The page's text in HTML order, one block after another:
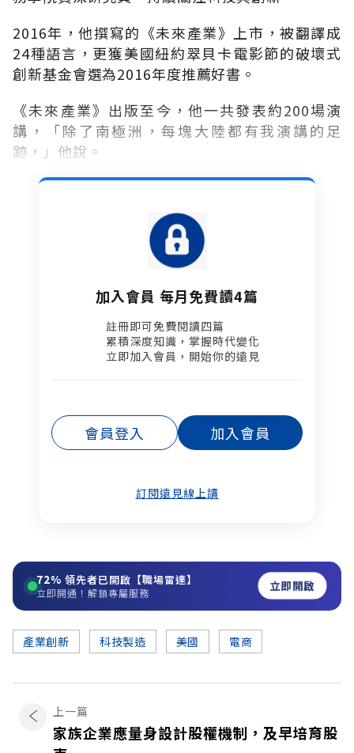
2016年，他撰寫的《未來產業》上市，被翻譯成
24種語言，更獲美國紐約翠貝卡電影節的破壞式
創新基金會選為2016年度推薦好書。
《未來產業》出版至今，他一共發表約200場演
講，「除了南極洲，每塊大陸都有我演講的足
跡，」他說。
加入會員 每月免費讀4篇
註冊即可免費閱讀四篇​
累積深度知識，掌握時代變化​
立即加入會員，開始你的遠見
會員登入 加入會員
訂閱遠見線上讀
72% 領先者已開啟【職場雷達】
立即開通！解鎖專屬服務 立即開啟
產業創新 科技製造 美國 電商
上一篇
家族企業應量身設計股權機制，及早培育股